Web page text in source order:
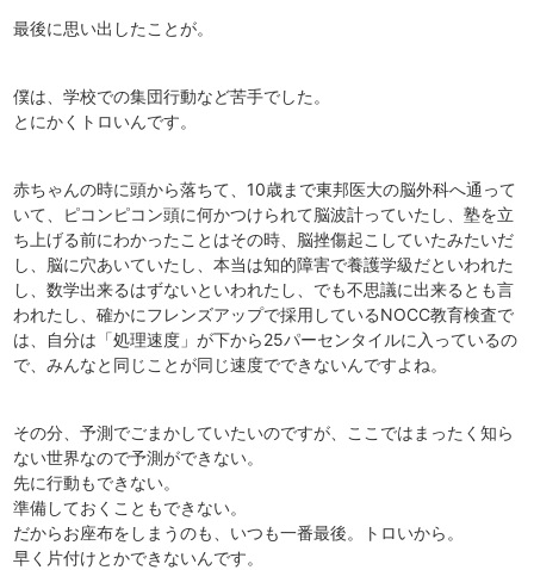
最後に思い出したことが。
僕は、学校での集団行動など苦手でした。
とにかくトロいんです。
赤ちゃんの時に頭から落ちて、10歳まで東邦医大の脳外科へ通って
いて、ピコンピコン頭に何かつけられて脳波計っていたし、塾を立
ち上げる前にわかったことはその時、脳挫傷起こしていたみたいだ
し、脳に穴あいていたし、本当は知的障害で養護学級だといわれた
し、数学出来るはずないといわれたし、でも不思議に出来るとも言
われたし、確かにフレンズアップで採用しているNOCC教育検査で
は、自分は「処理速度」が下から25パーセンタイルに入っているの
で、みんなと同じことが同じ速度でできないんですよね。
その分、予測でごまかしていたいのですが、ここではまったく知ら
ない世界なので予測ができない。
先に行動もできない。
準備しておくこともできない。
だからお座布をしまうのも、いつも一番最後。トロいから。
早く片付けとかできないんです。